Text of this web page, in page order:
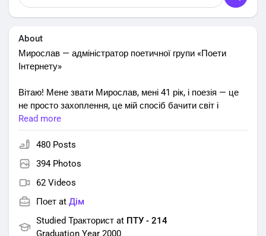
About
Мирослав — адміністратор поетичної групи «Поети
Інтернету»
Вітаю! Мене звати Мирослав, мені 41 рік, і поезія — це
не просто захоплення, це мій спосіб бачити світ і
ділитися ним з іншими.
📝 Пишу вірші, експериментую з формами та ритмами.
Для мене вірш — це більше ніж набір рим, це
можливість відчути найпотаємніше й передати це
словом.
📚 Добре розбираюся в поезії, від класики до сучасних
авторів, і завжди радий поділитися своїми знаннями чи
Read more
480 Posts
394 Photos
62 Videos
Поет at Дім
Studied Тракторист at ПТУ - 214
Graduation Year 2000